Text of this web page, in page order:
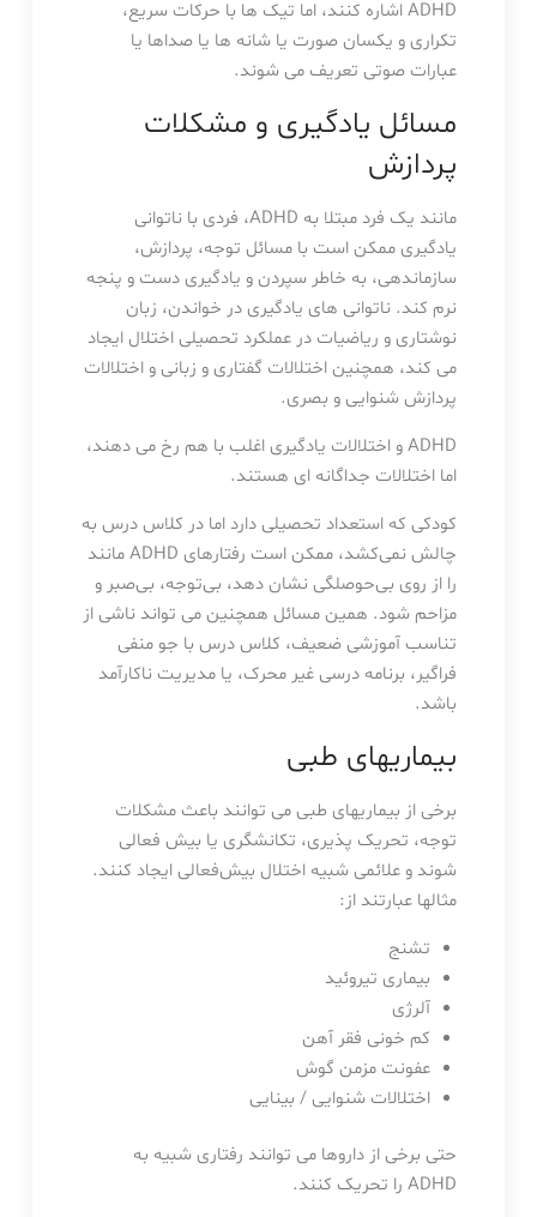
ADHD اشاره کنند، اما تیک ها با حرکات سریع،
تکراری و یکسان صورت یا شانه ها یا صداها یا
عبارات صوتی تعریف می شوند.
مسائل یادگیری و مشکلات
پردازش
مانند یک فرد مبتلا به ADHD، فردی با ناتوانی
یادگیری ممکن است با مسائل توجه، پردازش،
سازماندهی، به خاطر سپردن و یادگیری دست و پنجه
نرم کند. ناتوانی های یادگیری در خواندن، زبان
نوشتاری و ریاضیات در عملکرد تحصیلی اختلال ایجاد
می کند، همچنین اختلالات گفتاری و زبانی و اختلالات
پردازش شنوایی و بصری.
ADHD و اختلالات یادگیری اغلب با هم رخ می دهند،
اما اختلالات جداگانه ای هستند.
کودکی که استعداد تحصیلی دارد اما در کلاس درس به
چالش نمی‌کشد، ممکن است رفتارهای ADHD مانند
را از روی بی‌حوصلگی نشان دهد، بی‌توجه، بی‌صبر و
مزاحم شود. همین مسائل همچنین می تواند ناشی از
تناسب آموزشی ضعیف، کلاس درس با جو منفی
فراگیر، برنامه درسی غیر محرک، یا مدیریت ناکارآمد
باشد.
بیماریهای طبی
برخی از بیماریهای طبی می توانند باعث مشکلات
توجه، تحریک پذیری، تکانشگری یا بیش فعالی
شوند و علائمی شبیه اختلال بیش‌فعالی ایجاد کنند.
مثالها عبارتند از:
تشنج
بیماری تیروئید
آلرژی
کم خونی فقر آهن
عفونت مزمن گوش
اختلالات شنوایی / بینایی
حتی برخی از داروها می توانند رفتاری شبیه به
ADHD را تحریک کنند.